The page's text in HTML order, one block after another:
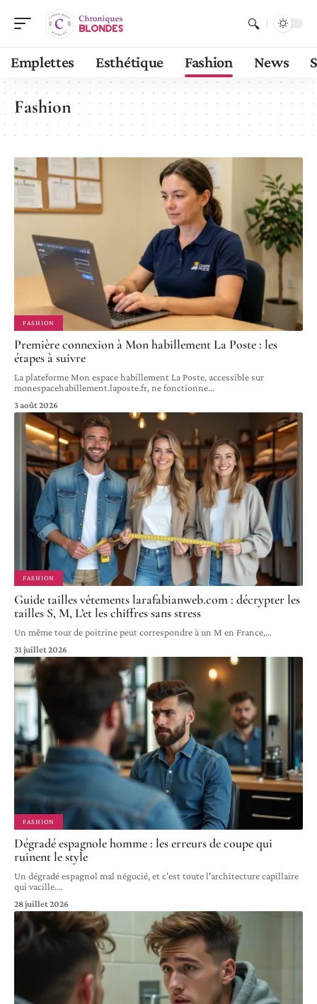
Emplettes Esthétique Fashion News
Fashion
FASHION
Première connexion à Mon habillement La Poste : les
étapes à suivre
La plateforme Mon espace habillement La Poste, accessible sur
monespacehabillement.laposte.fr, ne fonctionne…
3 août 2026
FASHION
Guide tailles vêtements larafabianweb.com : décrypter les
tailles S, M, L’et les chiffres sans stress
Un même tour de poitrine peut correspondre à un M en France,…
31 juillet 2026
FASHION
Dégradé espagnole homme : les erreurs de coupe qui
ruinent le style
Un dégradé espagnol mal négocié, et c'est toute l'architecture capillaire
qui vacille.…
28 juillet 2026